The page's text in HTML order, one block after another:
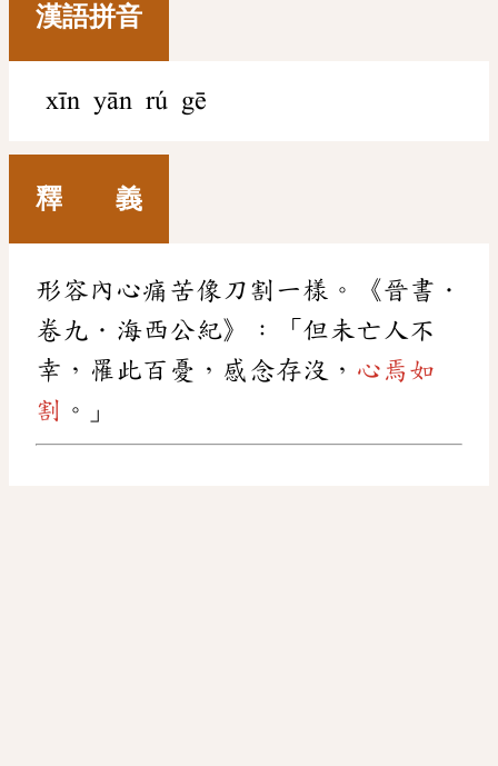
漢語拼音
xīn yān rú gē
釋 義
形容內心痛苦像刀割一樣。《晉書．
卷九．海西公紀》：「但未亡人不
幸，罹此百憂，感念存沒， 心焉如
割 。」